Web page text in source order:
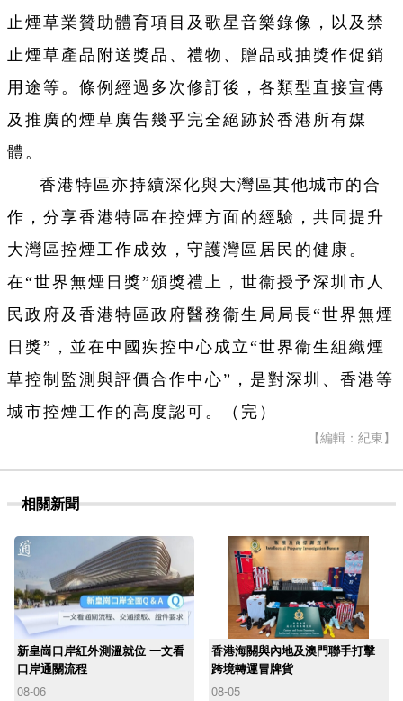
止煙草業贊助體育項目及歌星音樂錄像，以及禁
止煙草產品附送獎品、禮物、贈品或抽獎作促銷
用途等。條例經過多次修訂後，各類型直接宣傳
及推廣的煙草廣告幾乎完全絕跡於香港所有媒
體。
香港特區亦持續深化與大灣區其他城市的合
作，分享香港特區在控煙方面的經驗，共同提升
大灣區控煙工作成效，守護灣區居民的健康。
在“世界無煙日獎”頒獎禮上，世衞授予深圳市人
民政府及香港特區政府醫務衞生局局長“世界無煙
日獎”，並在中國疾控中心成立“世界衞生組織煙
草控制監測與評價合作中心”，是對深圳、香港等
城市控煙工作的高度認可。（完）
【編輯：紀東】
相關新聞
新皇崗口岸紅外測溫就位 一文看
口岸通關流程
08-06
香港海關與內地及澳門聯手打擊
跨境轉運冒牌貨
08-05